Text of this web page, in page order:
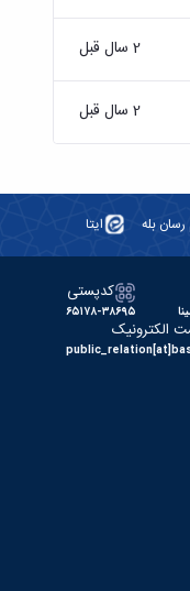
2 سال قبل
2 سال قبل
رسان بله ایتا
کدپستی
۶۵۱۷۸-۳۸۶۹۵
الکترونیک